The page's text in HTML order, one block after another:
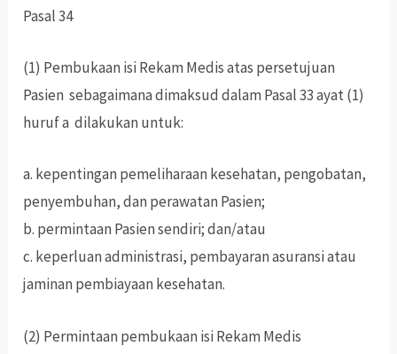
Pasal 34
(1) Pembukaan isi Rekam Medis atas persetujuan
Pasien sebagaimana dimaksud dalam Pasal 33 ayat (1)
huruf a dilakukan untuk:
a. kepentingan pemeliharaan kesehatan, pengobatan,
penyembuhan, dan perawatan Pasien;
b. permintaan Pasien sendiri; dan/atau
c. keperluan administrasi, pembayaran asuransi atau
jaminan pembiayaan kesehatan.
(2) Permintaan pembukaan isi Rekam Medis